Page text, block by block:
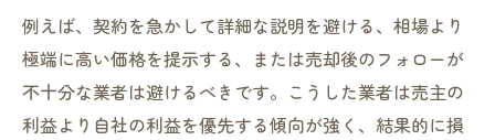
例えば、契約を急かして詳細な説明を避ける、相場より
極端に高い価格を提示する、または売却後のフォローが
不十分な業者は避けるべきです。こうした業者は売主の
利益より自社の利益を優先する傾向が強く、結果的に損